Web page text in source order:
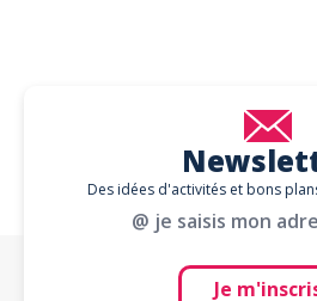
Des idées d'activités et bons
@ je saisis mon
Je